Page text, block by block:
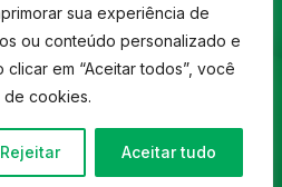
sua experiência de
ou conteúdo personalizado e
em “Aceitar todos”, você
de cookies.
Rejeitar Aceitar tudo